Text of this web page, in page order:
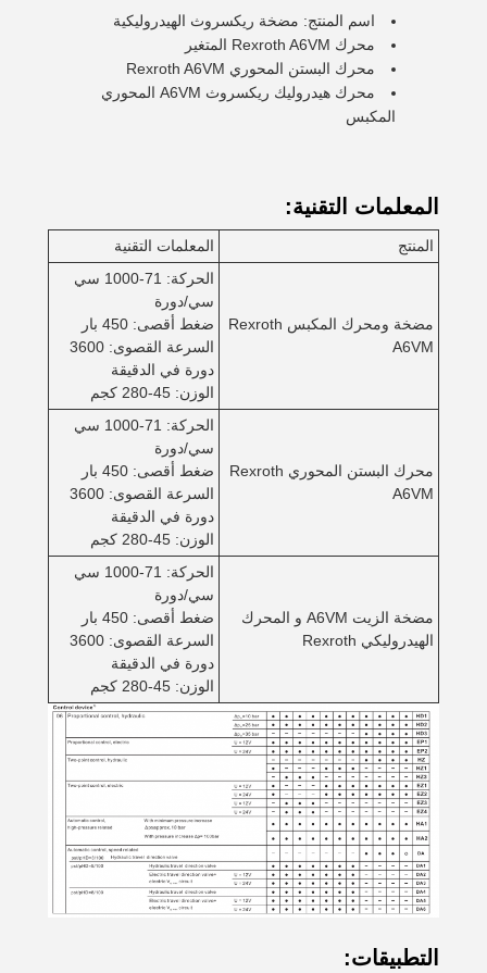
اسم المنتج: مضخة ريكسروث الهيدروليكية
محرك Rexroth A6VM المتغير
محرك البستن المحوري Rexroth A6VM
محرك هيدروليك ريكسروث A6VM المحوري
المكبس
المعلمات التقنية:
المنتج المعلمات التقنية
مضخة ومحرك المكبس Rexroth
A6VM
الحركة: 71-1000 سي
سي/دورة
ضغط أقصى: 450 بار
السرعة القصوى: 3600
دورة في الدقيقة
الوزن: 45-280 كجم
محرك البستن المحوري Rexroth
A6VM
الحركة: 71-1000 سي
سي/دورة
ضغط أقصى: 450 بار
السرعة القصوى: 3600
دورة في الدقيقة
الوزن: 45-280 كجم
مضخة الزيت A6VM و المحرك
الهيدروليكي Rexroth
الحركة: 71-1000 سي
سي/دورة
ضغط أقصى: 450 بار
السرعة القصوى: 3600
دورة في الدقيقة
الوزن: 45-280 كجم
التطبيقات: